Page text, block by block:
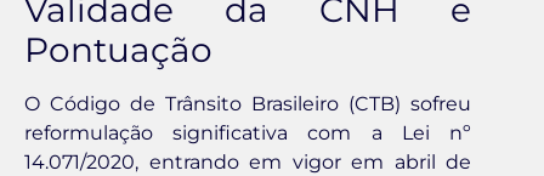
Validade da CNH e
Pontuação
O Código de Trânsito Brasileiro (CTB) sofreu
reformulação significativa com a Lei nº
14.071/2020, entrando em vigor em abril de